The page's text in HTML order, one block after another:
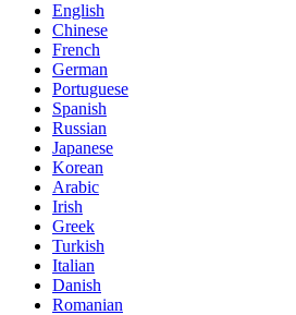
English
Chinese
French
German
Portuguese
Spanish
Russian
Japanese
Korean
Arabic
Irish
Greek
Turkish
Italian
Danish
Romanian